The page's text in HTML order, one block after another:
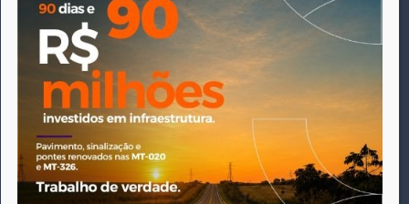
políticos, policiais e cotidianos de Canarana e região. Fiel a sua
origem, pautado sempre pela busca incessante da
imparcialidade, faz jus a sua logo, com o característico "avião
da praça" de Canarana, sendo o símbolo do
comprometimento deste veículo de comunicação com o
relato dos fatos neste município. Em 06 de dezembro de 2019
circulou a última edição impressa do jornal, que desde então
tem veiculação exclusivamente online.